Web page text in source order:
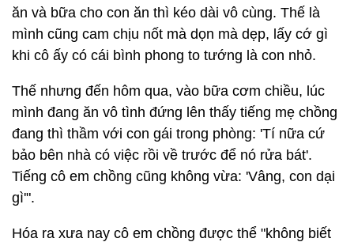
ăn và bữa cho con ăn thì kéo dài vô cùng. Thế là
mình cũng cam chịu nốt mà dọn mà dẹp, lấy cớ gì
khi cô ấy có cái bình phong to tướng là con nhỏ.
Thế nhưng đến hôm qua, vào bữa cơm chiều, lúc
mình đang ăn vô tình đứng lên thấy tiếng mẹ chồng
đang thì thầm với con gái trong phòng: 'Tí nữa cứ
bảo bên nhà có việc rồi về trước để nó rửa bát'.
Tiếng cô em chồng cũng không vừa: 'Vâng, con dại
gì'".
Hóa ra xưa nay cô em chồng được thể "không biết